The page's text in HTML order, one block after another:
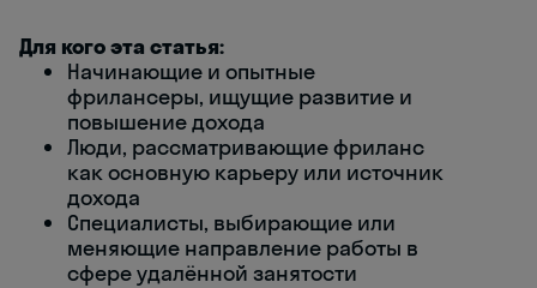
Для кого эта статья:
Начинающие и опытные
фрилансеры, ищущие развитие и
повышение дохода
Люди, рассматривающие фриланс
как основную карьеру или источник
дохода
Специалисты, выбирающие или
меняющие направление работы в
сфере удалённой занятости